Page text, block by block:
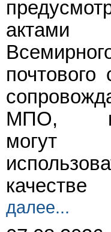
актами
МПО,
могут
далее...